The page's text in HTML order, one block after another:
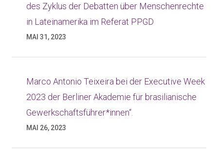
des Zyklus der Debatten über Menschenrechte
in Lateinamerika im Referat PPGD
MAI 31, 2023
Marco Antonio Teixeira bei der Executive Week
2023 der Berliner Akademie für brasilianische
Gewerkschaftsführer*innen“.
MAI 26, 2023